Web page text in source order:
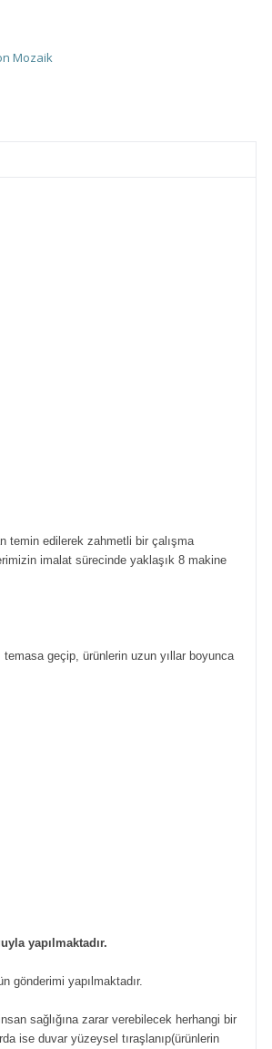
Mozaik
temin edilerek zahmetli bir çalışma
imalat sürecinde yaklaşık 8 makine
temasa geçip, ürünlerin uzun yıllar boyunca
yapılmaktadır.
gönderimi yapılmaktadır.
sağlığına zarar verebilecek herhangi bir
ise duvar yüzeysel tıraşlanıp(ürünlerin